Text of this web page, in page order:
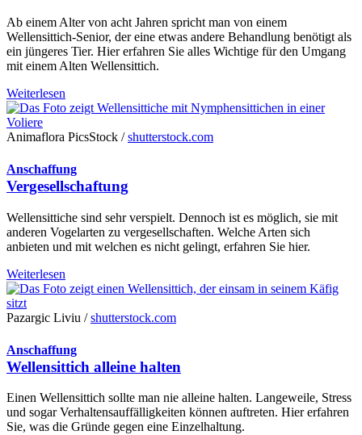
Ab einem Alter von acht Jahren spricht man von einem
Wellensittich-Senior, der eine etwas andere Behandlung benötigt als
ein jüngeres Tier. Hier erfahren Sie alles Wichtige für den Umgang
mit einem Alten Wellensittich.
Weiterlesen
Animaflora PicsStock /shutterstock.com
Anschaffung
Vergesellschaftung
Wellensittiche sind sehr verspielt. Dennoch ist es möglich, sie mit
anderen Vogelarten zu vergesellschaften. Welche Arten sich
anbieten und mit welchen es nicht gelingt, erfahren Sie hier.
Weiterlesen
Pazargic Liviu /shutterstock.com
Anschaffung
Wellensittich alleine halten
Einen Wellensittich sollte man nie alleine halten. Langeweile, Stress
und sogar Verhaltensauffälligkeiten können auftreten. Hier erfahren
Sie, was die Gründe gegen eine Einzelhaltung.